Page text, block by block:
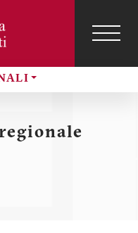
profilo
utente